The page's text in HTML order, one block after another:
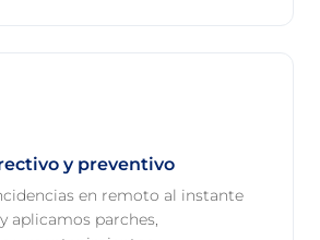
y preventivo
en remoto al instante
aplicamos parches,